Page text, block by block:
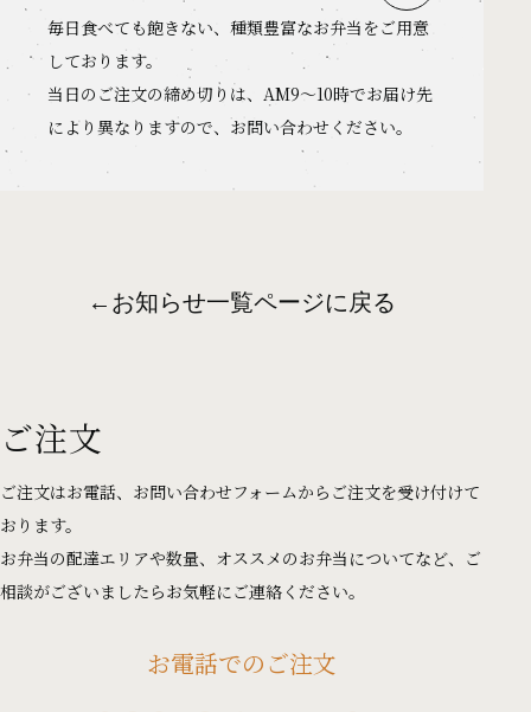
毎日食べても飽きない、種類豊富なお弁当をご用意
しております。
当日のご注文の締め切りは、AM9〜10時でお届け先
により異なりますので、お問い合わせください。
← お知らせ一覧ページに戻る
ご注文
ご注文はお電話、お問い合わせフォームからご注文を受け付けて
おります。
お弁当の配達エリアや数量、オススメのお弁当についてなど、ご
相談がございましたらお気軽にご連絡ください。
お電話でのご注文